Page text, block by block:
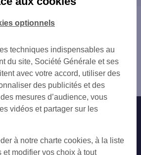
SUD
HUGO
INTERMARCHE LIGNAN
Nous contacter
Autres sites SG
Professionnels
techniques indispensables au
du site, Société Générale et ses
avec votre accord, utiliser des
des publicités et des
mesures d’audience, vous
vidéos et partager sur les
à notre charte cookies, à la liste
et modifier vos choix à tout
optionnels